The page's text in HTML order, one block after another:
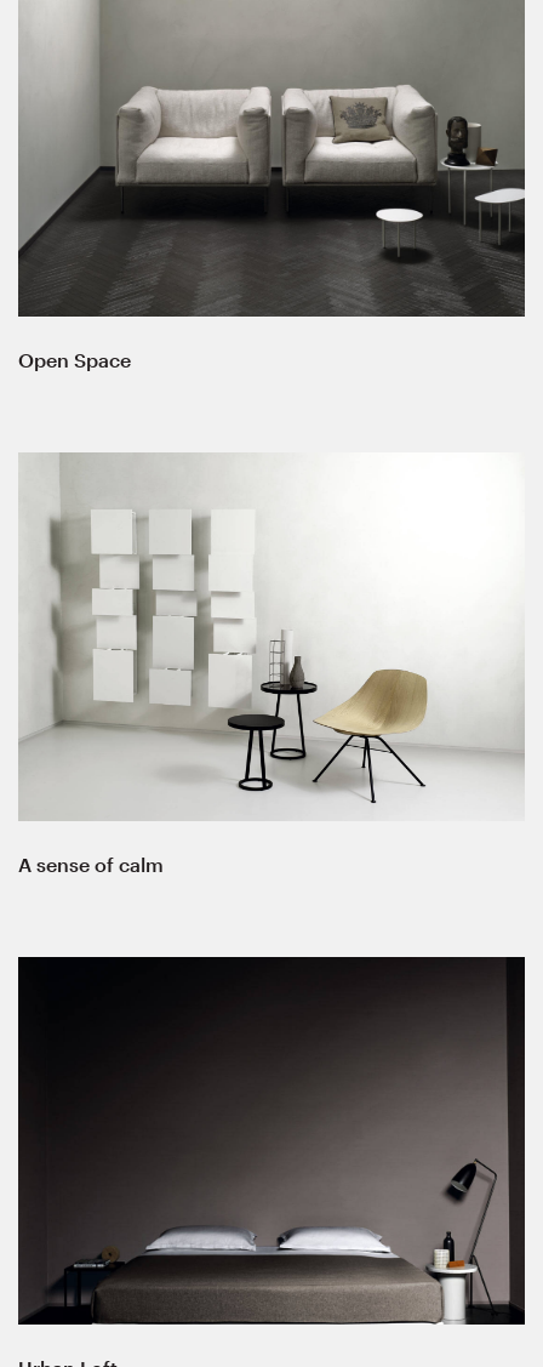
Open Space
A sense of calm